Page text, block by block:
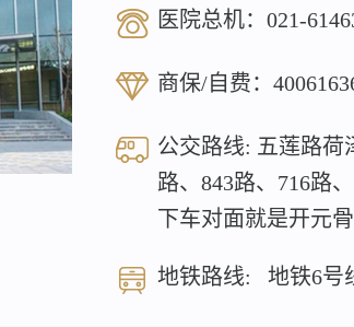
医院总机： 021-
商保/自费：
公交路线: 五莲路荷
路、843路、716路
下车对面就是开元
地铁路线: 地铁6号